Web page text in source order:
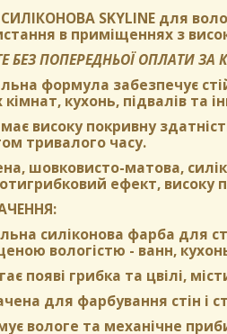
СИЛІКОНОВА SKYLINE для
в приміщеннях з
БЕЗ ПОПЕРЕДНЬОЇ ОПЛАТИ ЗА
формула забезпечує
кімнат, кухонь, підвалів та
високу покривну
тривалого часу.
шовковисто-матова,
ефект, високу
силіконова фарба для
вологістю - ванн,
появі грибка та цвілі,
для фарбування стін і
вологе та механічне